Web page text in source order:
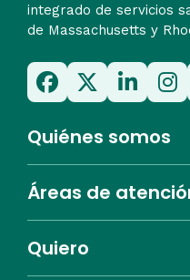
integrado de servicios
de Massachusetts y
Quiénes somos
Áreas de
Quiero